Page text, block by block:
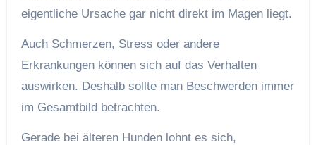
eigentliche Ursache gar nicht direkt im Magen liegt.
Auch Schmerzen, Stress oder andere
Erkrankungen können sich auf das Verhalten
auswirken. Deshalb sollte man Beschwerden immer
im Gesamtbild betrachten.
Gerade bei älteren Hunden lohnt es sich,